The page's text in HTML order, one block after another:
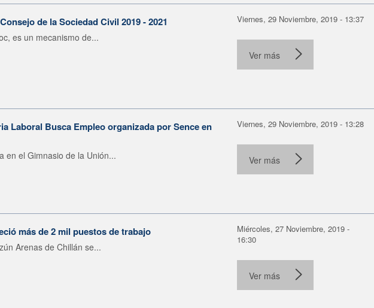
de la Sociedad Civil 2019 - 2021
es un mecanismo de...
Viernes, 29 Noviembre, 2019 - 13:37
Ver más
Laboral Busca Empleo organizada por Sence en
en el Gimnasio de la Unión...
Viernes, 29 Noviembre, 2019 - 13:28
Ver más
más de 2 mil puestos de trabajo
Arenas de Chillán se...
Miércoles, 27 Noviembre, 2019 -
16:30
Ver más